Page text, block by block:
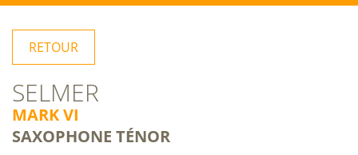
RETOUR
SELMER
MARK VI
SAXOPHONE TÉNOR